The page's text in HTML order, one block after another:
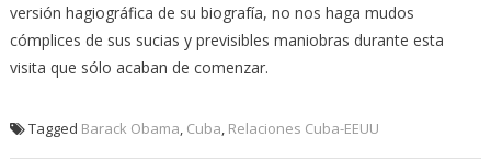
versión hagiográfica de su biografía, no nos haga mudos
cómplices de sus sucias y previsibles maniobras durante esta
visita que sólo acaban de comenzar.
Tagged Barack Obama, Cuba, Relaciones Cuba-EEUU